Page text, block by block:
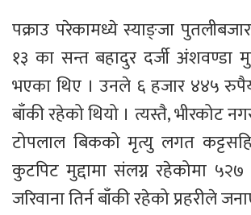
पक्राउ परेकामध्ये स्याङ्जा
१३ का सन्त बहादुर दर्जी अंशवण्डा
भएका थिए । उनले ६ हजार ४४५
बाँकी रहेको थियो । त्यस्तै, भीरकोट
टोपलाल बिकको मृत्यु लगत
कुटपिट मुद्दामा संलग्न रहेकोमा
जरिवाना तिर्न बाँकी रहेको प्रहरीले